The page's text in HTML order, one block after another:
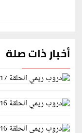
أخبار ذات صلة